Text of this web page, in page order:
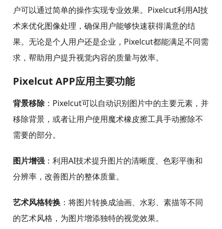
户可以通过简单的操作实现专业效果。Pixelcut利用AI技
术来优化图像处理，确保用户能够快速获得满意的结
果。无论是个人用户还是企业，Pixelcut都能满足不同需
求，帮助用户提升视觉内容的质量与效率。
Pixelcut APP应用主要功能
背景移除：Pixelcut可以自动识别图片中的主要元素，并
移除背景，或者让用户使用魔术橡皮擦工具手动擦除不
需要的部分。
图片增强 ：利用AI技术提升图片的清晰度、色彩平衡和
分辨率，改善图片的整体质量。
艺术风格转换 ：将图片转换成油画、水彩、素描等不同
的艺术风格，为图片增添独特的视觉效果。